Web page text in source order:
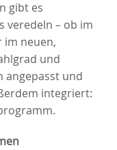
gibt es
veredeln – ob im
im neuen,
und
angepasst und
integriert: